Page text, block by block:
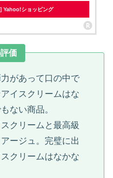
Yahoo!ショッピング
価
力があって口の中で
イスクリームはな
ない商品。
クリームと最高級
ージュ。完璧に出
クリームはなかな